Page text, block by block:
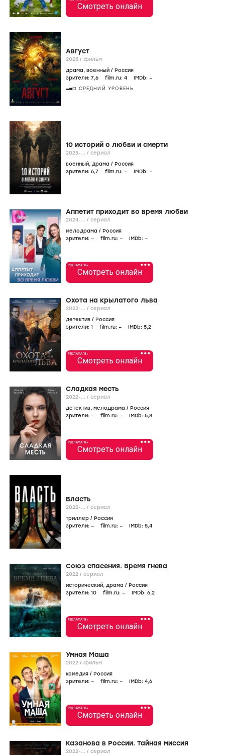
Смотреть онлайн
Август
2025 / фильм
драма, военный / Россия
зрители: 7,6 film.ru: 4 IMDb: –
СРЕДНИЙ УРОВЕНЬ
10 историй о любви и смерти
2025-... / сериал
военный, драма / Россия
зрители: 6,7 film.ru: – IMDb: –
Аппетит приходит во время любви
2024-... / сериал
мелодрама / Россия
зрители: – film.ru: – IMDb: –
•••
РЕКЛАМА 18+
Смотреть онлайн
Охота на крылатого льва
2022-... / сериал
детектив / Россия
зрители: 1 film.ru: – IMDb: 5,2
•••
РЕКЛАМА 18+
Смотреть онлайн
Сладкая месть
2022-... / сериал
детектив, мелодрама / Россия
зрители: – film.ru: – IMDb: 5,3
•••
РЕКЛАМА 18+
Смотреть онлайн
Власть
2022-... / сериал
триллер / Россия
зрители: – film.ru: – IMDb: 5,4
Союз спасения. Время гнева
2022 / сериал
исторический, драма / Россия
зрители: 10 film.ru: – IMDb: 6,2
•••
РЕКЛАМА 18+
Смотреть онлайн
Умная Маша
2022 / фильм
комедия / Россия
зрители: – film.ru: – IMDb: 4,6
•••
РЕКЛАМА 18+
Смотреть онлайн
Казанова в России. Тайная миссия
2022-... / сериал